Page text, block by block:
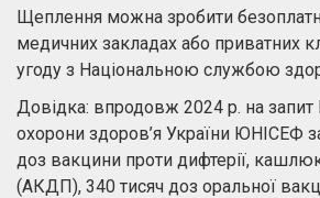
Щеплення можна зробити
медичних закладах або приватних
угоду з Національною службою
Довідка: впродовж 2024 р. на запит
охорони здоров’я України ЮНІСЕФ
доз вакцини проти дифтерії,
(АКДП), 340 тисяч доз оральної